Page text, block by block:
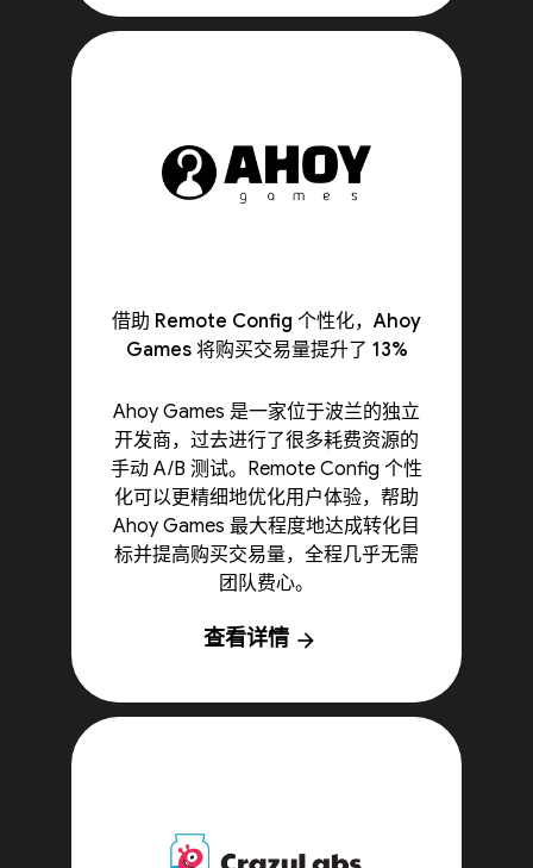
借助 Remote Config 个性化，Ahoy
Games 将购买交易量提升了 13%
Ahoy Games 是一家位于波兰的独立
开发商，过去进行了很多耗费资源的
手动 A/B 测试。Remote Config 个性
化可以更精细地优化用户体验，帮助
Ahoy Games 最大程度地达成转化目
标并提高购买交易量，全程几乎无需
团队费心。
查看详情 arrow_forward